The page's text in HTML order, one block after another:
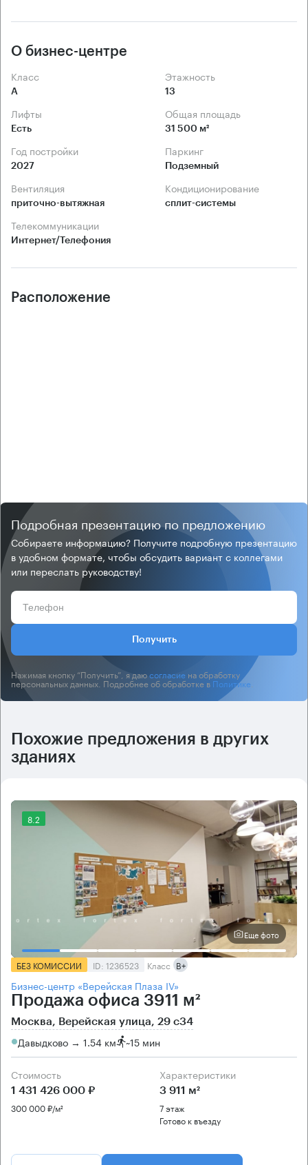
О бизнес-центре
Класс
А
Этажность
13
Лифты
Есть
Общая площадь
31 500 м²
Год постройки
2027
Паркинг
Подземный
Вентиляция
приточно-вытяжная
Кондиционирование
сплит-системы
Телекоммуникации
Интернет/Телефония
Расположение
Подробная презентацию по предложению
Собираете информацию? Получите подробную презентацию
в удобном формате, чтобы обсудить вариант с коллегами
или переслать руководству!
Получить
Нажимая кнопку “Получить”, я даюсогласие на обработку
персональных данных. Подробнее об обработке вПолитике
Похожие предложения в других
зданиях
8.2
Еще фото
БЕЗ КОМИССИИ ID: 1236523 Класс B+
Бизнес-центр «Верейская Плаза IV»
Продажа офиса 3911 м²
Москва, Верейская улица, 29 с34
Давыдково → 1.54 км ~15 мин
Стоимость
1 431 426 000 ₽
300 000 ₽/м²
Характеристики
3 911 м²
7 этаж
Готово к въезду